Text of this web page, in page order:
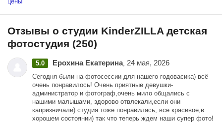
звоните +7977953-67-97 администратор Виктория
Отзывы о студии KinderZILLA детская
фотостудия (250)
5.0 Ерохина Екатерина, 24 мая, 2026
Сегодня были на фотосессии для нашего годовасика) всё
очень понравилось! Очень приятные девушки-
администратор и фотограф,очень мило общались с
нашими малышами, здорово отвлекали,если они
капризничали) студия тоже понравилась, все красивое,в
хорошем состоянии) так что теперь ждем наши супер фото!